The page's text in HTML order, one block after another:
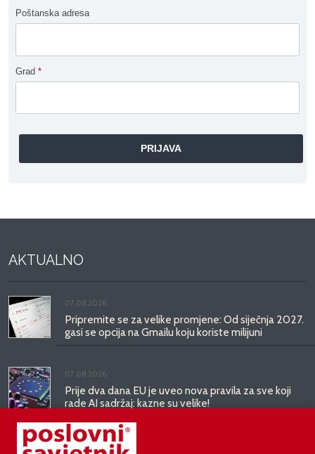
Poštanska adresa
Grad *
AKTUALNO
07.08.2026.
Pripremite se za velike promjene: Od siječnja 2027.
gasi se opcija na Gmailu koju koriste milijuni
07.08.2026.
Prije dva dana EU je uveo nova pravila za sve koji
rade AI sadržaj: kazne su velike!
03.08.2026.